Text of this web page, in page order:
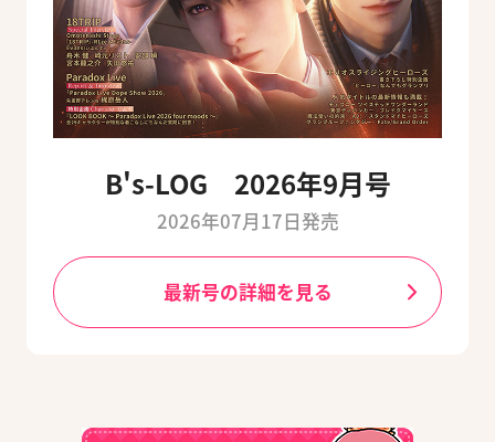
B's-LOG 2026年9月号
2026年07月17日発売
最新号の詳細を見る